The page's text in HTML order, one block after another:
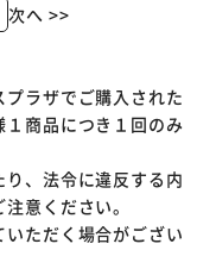
次へ >>
プラザでご購入された
商品につき１回のみ
り、法令に違反する内
意ください。
いただく場合がござい